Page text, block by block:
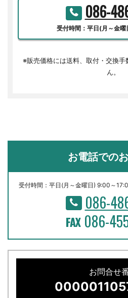
086-
受付時間：平日(月～金
※販売価格には送料、取付・交換
ん。
お電話での
受付時間：平日(月～金曜日) 9:00～
086-
086-
お問合せ